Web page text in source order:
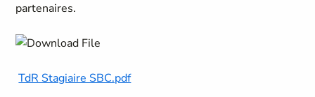
partenaires.
TdR Stagiaire SBC.pdf